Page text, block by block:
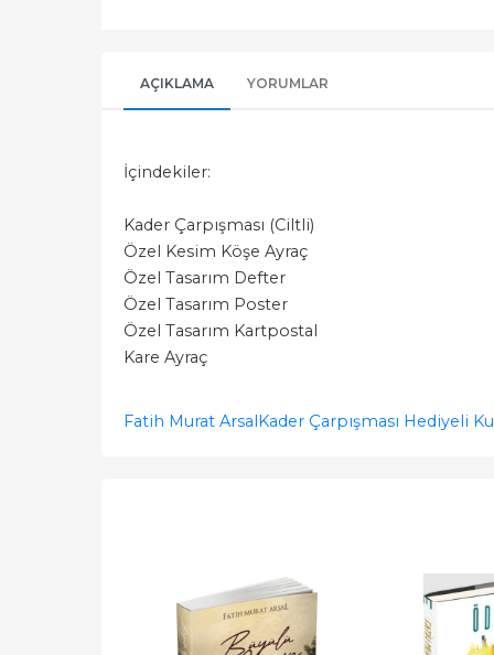
AÇIKLAMA YORUMLAR
İçindekiler:
Kader Çarpışması (Ciltli)
Özel Kesim Köşe Ayraç
Özel Tasarım Defter
Özel Tasarım Poster
Özel Tasarım Kartpostal
Kare Ayraç
Fatih Murat ArsalKader Çarpışması Hediyeli